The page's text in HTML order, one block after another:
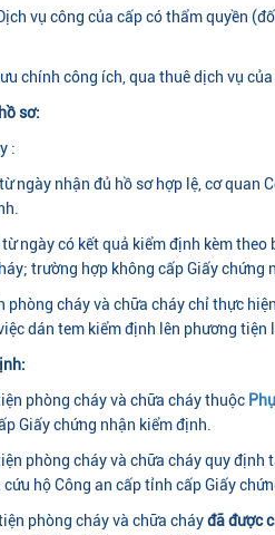
vụ công của cấp có thẩm quyền
chính công ích, qua thuê dịch vụ
sơ:
:
ngày nhận đủ hồ sơ hợp lệ, cơ quan
ngày có kết quả kiểm định kèm
trường hợp không cấp Giấy chứng
phòng cháy và chữa cháy chỉ thực
dán tem kiểm định lên phương tiện
phòng cháy và chữa cháy thuộc
Giấy chứng nhận kiểm định.
phòng cháy và chữa cháy quy định
hộ Công an cấp tỉnh cấp Giấy
phòng cháy và chữa cháyđã được